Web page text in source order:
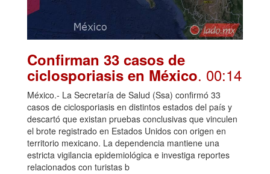
Confirman 33 casos de
ciclosporiasis en México. 00:14
México.- La Secretaría de Salud (Ssa) confirmó 33
casos de ciclosporiasis en distintos estados del país y
descartó que existan pruebas conclusivas que vinculen
el brote registrado en Estados Unidos con origen en
territorio mexicano. La dependencia mantiene una
estricta vigilancia epidemiológica e investiga reportes
relacionados con turistas b